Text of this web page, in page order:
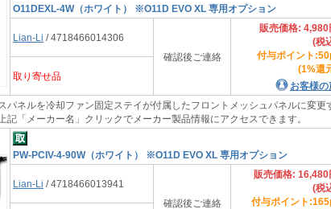
O11DEXL-4W（ホワイト） ※O11D EVO XL 専用オプション
Lian-Li / 4718466014306
確認後ご連絡
販売価格: 4,980
(税
付与ポイント
(1%還
お客様の
取り寄せ品
パネルを冷却ファン固定ステイが付属したフロントメッシュパネルに変更
記「メーカー名」クリックでメーカー製品情報にアクセスできます。
PW-PCIV-4-90W（ホワイト） ※O11D EVO XL 専用オプション
Lian-Li / 4718466013941
確認後ご連絡
販売価格: 16,480
(税
付与ポイント